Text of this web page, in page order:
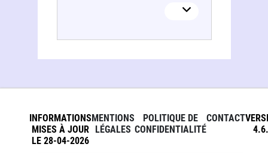
INFORMATIONS
MISES À JOUR
LE 28-04-2026
MENTIONS
LÉGALES
POLITIQUE DE
CONFIDENTIALITÉ
CONTACT